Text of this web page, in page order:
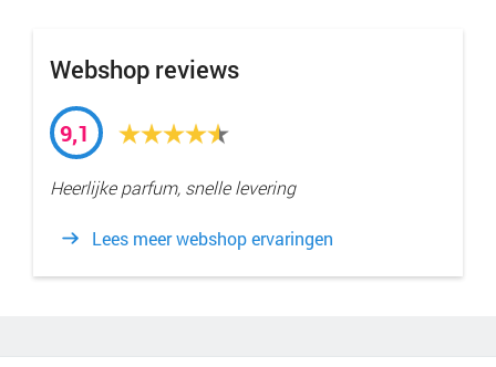
Webshop reviews
9,1
Heerlijke parfum, snelle levering
Lees meer webshop ervaringen